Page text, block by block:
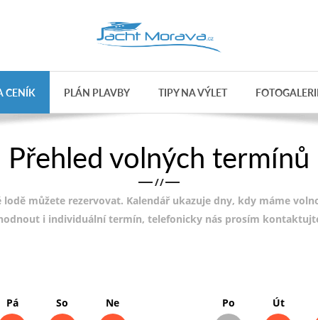
CENÍK PLÁN PLAVBY TIPY NA VÝLET
Přehled volných termínů
/ /
můžete rezervovat. Kalendář ukazuje dny, kdy máme
i individuální termín, telefonicky nás prosím
Pá So
Ne
Po
Út